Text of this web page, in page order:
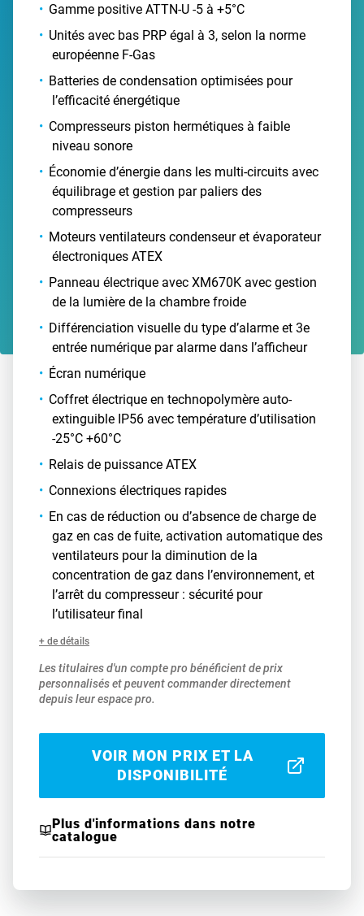
Gamme positive ATTN-U -5 à +5°C
Unités avec bas PRP égal à 3, selon la norme
européenne F-Gas
Batteries de condensation optimisées pour
l’efficacité énergétique
Compresseurs piston hermétiques à faible
niveau sonore
Économie d’énergie dans les multi-circuits avec
équilibrage et gestion par paliers des
compresseurs
Moteurs ventilateurs condenseur et évaporateur
électroniques ATEX
Panneau électrique avec XM670K avec gestion
de la lumière de la chambre froide
Différenciation visuelle du type d’alarme et 3e
entrée numérique par alarme dans l’afficheur
Écran numérique
Coffret électrique en technopolymère auto-
extinguible IP56 avec température d’utilisation
-25°C +60°C
Relais de puissance ATEX
Connexions électriques rapides
En cas de réduction ou d’absence de charge de
gaz en cas de fuite, activation automatique des
ventilateurs pour la diminution de la
concentration de gaz dans l’environnement, et
l’arrêt du compresseur : sécurité pour
l’utilisateur final
+ de détails
Les titulaires d'un compte pro bénéficient de prix
personnalisés et peuvent commander directement
depuis leur espace pro.
VOIR MON PRIX ET LA
DISPONIBILITÉ
Plus d'informations dans notre
catalogue